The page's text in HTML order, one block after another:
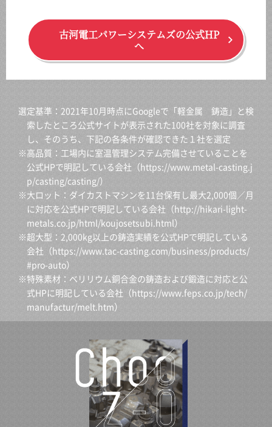
古河電工パワーシステムズの公式HP
へ
選定基準：2021年10月時点にGoogleで「軽金属 鋳造」と検
索したところ公式サイトが表示された100社を対象に調査
し、そのうち、下記の各条件が確認できた１社を選定
※高品質：工場内に室温管理システム完備させていることを
公式HPで明記している会社（https://www.metal-casting.j
p/casting/casting/）
※大ロット：ダイカストマシンを11台保有し最大2,000個／月
に対応を公式HPで明記している会社（http://hikari-light-
metals.co.jp/html/koujosetsubi.html）
※超大型：2,000kg以上の鋳造実績を公式HPで明記している
会社（https://www.tac-casting.com/business/products/
#pro-auto）
※特殊素材：ベリリウム銅合金の鋳造および鍛造に対応と公
式HPに明記している会社（https://www.feps.co.jp/tech/
manufactur/melt.htm）